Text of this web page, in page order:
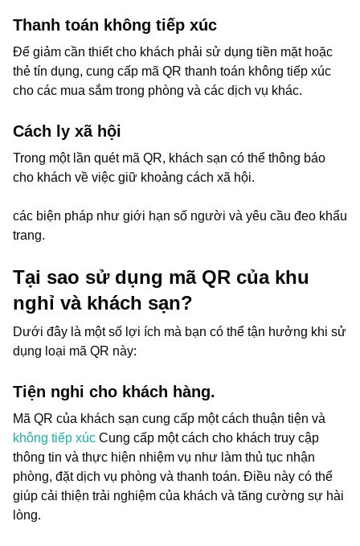
Thanh toán không tiếp xúc
Để giảm cần thiết cho khách phải sử dụng tiền mặt hoặc
thẻ tín dụng, cung cấp mã QR thanh toán không tiếp xúc
cho các mua sắm trong phòng và các dịch vụ khác.
Cách ly xã hội
Trong một lần quét mã QR, khách sạn có thể thông báo
cho khách về việc giữ khoảng cách xã hội.
các biện pháp như giới hạn số người và yêu cầu đeo khẩu
trang.
Tại sao sử dụng mã QR của khu
nghỉ và khách sạn?
Dưới đây là một số lợi ích mà bạn có thể tận hưởng khi sử
dụng loại mã QR này:
Tiện nghi cho khách hàng.
Mã QR của khách sạn cung cấp một cách thuận tiện và
không tiếp xúc Cung cấp một cách cho khách truy cập
thông tin và thực hiện nhiệm vụ như làm thủ tục nhận
phòng, đặt dịch vụ phòng và thanh toán. Điều này có thể
giúp cải thiện trải nghiệm của khách và tăng cường sự hài
lòng.